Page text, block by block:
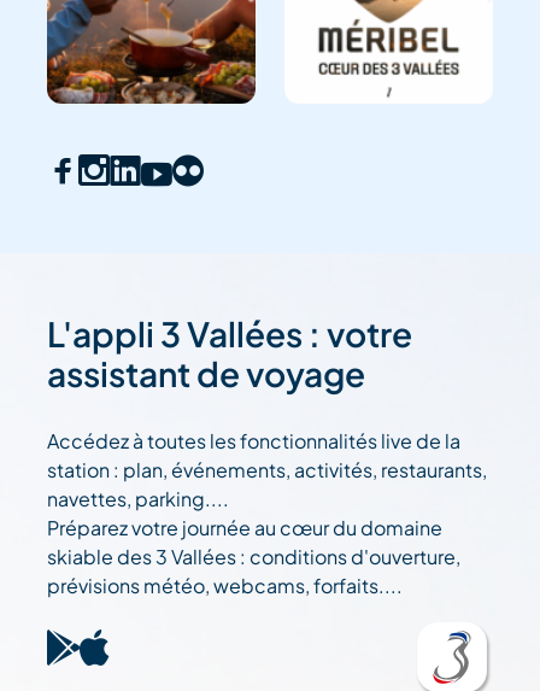
L'appli 3 Vallées : votre
assistant de voyage
Accédez à toutes les fonctionnalités live de la
station : plan, événements, activités, restaurants,
navettes, parking....
Préparez votre journée au cœur du domaine
skiable des 3 Vallées : conditions d'ouverture,
prévisions météo, webcams, forfaits....